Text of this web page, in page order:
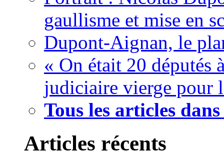
gaullisme et mise en
Dupont-Aignan, le
« On était 20 députés
judiciaire vierge pour
Tous les articles
Articles récents